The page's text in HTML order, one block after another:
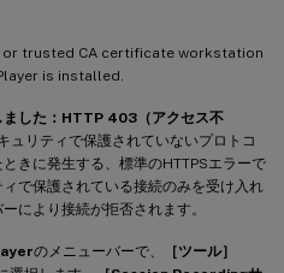
trusted CA certificate workstation
is installed.
ました：HTTP 403（アクセス不
ュリティで保護されていないプロトコ
きに発生する、標準のHTTPSエラーで
で保護されている接続のみを受け入れ
により接続が拒否されます。
のメニューバーで、
［ツール］